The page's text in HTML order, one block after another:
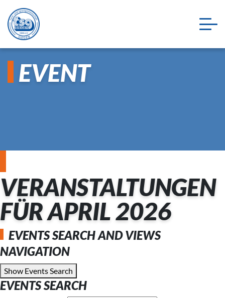
EVENT
VERANSTALTUNGEN
FÜR APRIL 2026
EVENTS SEARCH AND VIEWS
NAVIGATION
Show Events Search
EVENTS SEARCH